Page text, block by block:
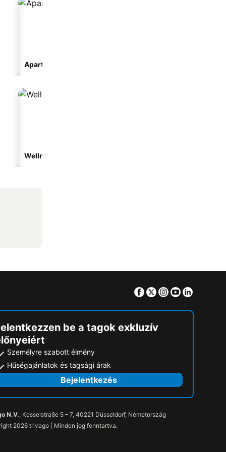
Apartmanhotel
Wellnesshotelek
Facebook
TwitterInstagram
Youtube
be a tagok exkluzív
Személyre szabott élmény
Hűségajánlatok és tagsági árak
Bejelentkezés
N.V., Kesselstraße 5 – 7, 40221 Düsseldorf, Németország
2026 trivago | Minden jog fenntartva.